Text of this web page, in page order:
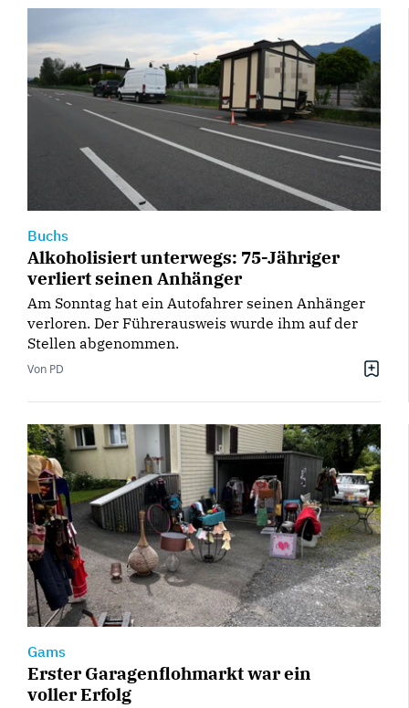
Buchs
Alkoholisiert unterwegs: 75-Jähriger
verliert seinen Anhänger
Am Sonntag hat ein Autofahrer seinen Anhänger
verloren. Der Führerausweis wurde ihm auf der
Stellen abgenommen.
Von PD
Gams
Erster Garagenflohmarkt war ein
voller Erfolg